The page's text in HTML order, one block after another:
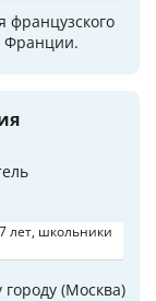
французского
Франции.
лет, школьники
(Москва)